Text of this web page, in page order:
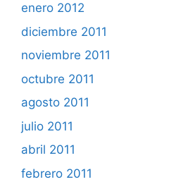
enero 2012
diciembre 2011
noviembre 2011
octubre 2011
agosto 2011
julio 2011
abril 2011
febrero 2011